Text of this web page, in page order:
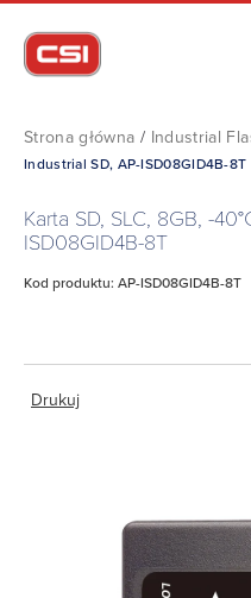
Strona główna / Industrial
Industrial SD, AP-ISD08GID4B-8T
Karta SD, SLC, 8GB, -
ISD08GID4B-8T
Kod produktu: AP-ISD08GID4B-8T
Drukuj